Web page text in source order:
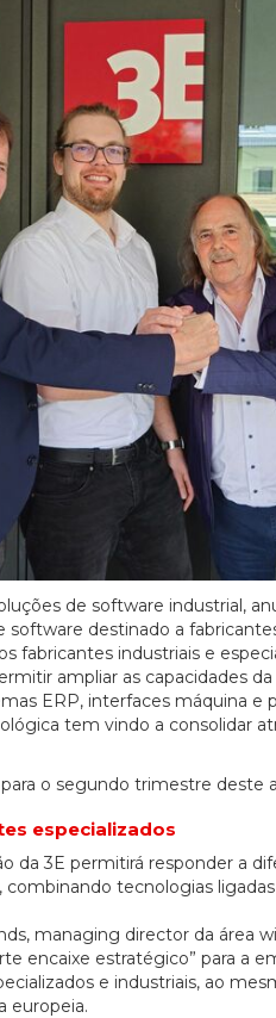
de software industrial,
destinado a
fabricantes industriais e
ampliar as capacidades
ERP, interfaces máquina e
tem vindo a consolidar
o segundo trimestre deste
especializados
da 3E permitirá responder a
tecnologias
managing director da área
encaixe estratégico” para a
e industriais, ao
europeia.